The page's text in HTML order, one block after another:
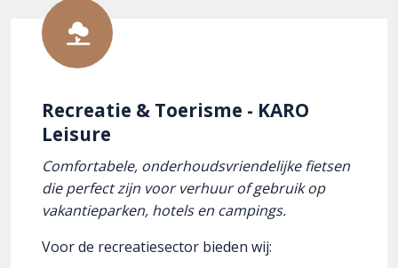
Recreatie & Toerisme - KARO
Leisure
Comfortabele, onderhoudsvriendelijke fietsen
die perfect zijn voor verhuur of gebruik op
vakantieparken, hotels en campings.
Voor de recreatiesector bieden wij: